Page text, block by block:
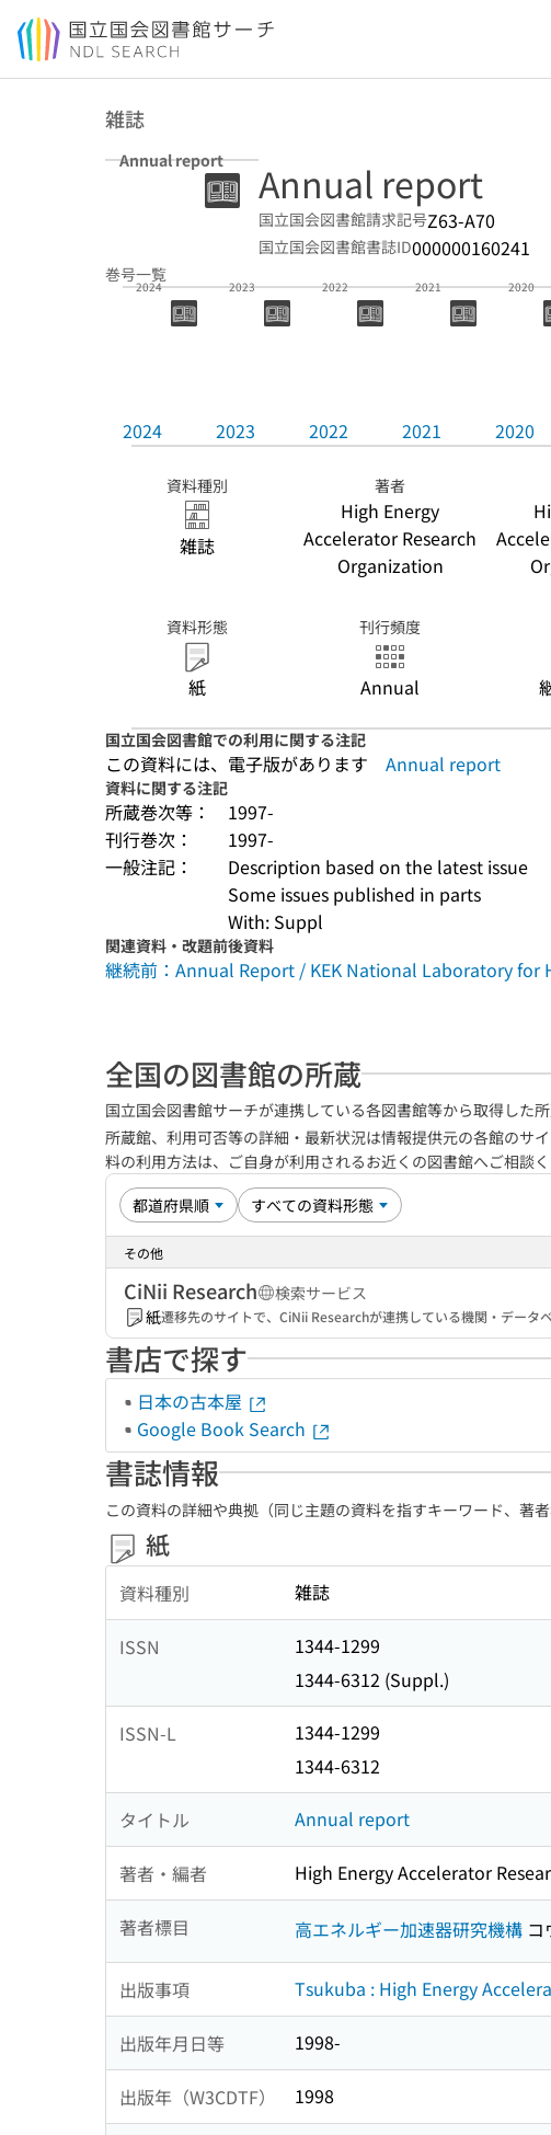
本文へ移動
雑誌
Annual report Annual report
国立国会図書館請求記号Z63-A70
国立国会図書館書誌ID000000160241
巻号一覧
2024
2024
2023
2023
2022
2022
2021
2021
2020
2020
資料種別
雑誌
著者
High Energy
Accelerator Research
Organization
資料形態
紙
刊行頻度
Annual
国立国会図書館での利用に関する注記
この資料には、電子版があります Annual report
資料に関する注記
所蔵巻次等：
1997-
刊行巻次：
1997-
一般注記：
Description based on the latest issue
Some issues published in parts
With: Suppl
関連資料・改題前後資料
継続前：Annual Report / KEK National Laboratory for
全国の図書館の所蔵
国立国会図書館サーチが連携している各図書館等から取得した所
所蔵館、利用可否等の詳細・最新状況は情報提供元の各館のサ
料の利用方法は、ご自身が利用されるお近くの図書館へご相談
その他
CiNii Research
検索サービス
紙遷移先のサイトで、CiNii Researchが連携している機関・データ
書店で探す
日本の古本屋
Google Book Search
書誌情報
この資料の詳細や典拠（同じ主題の資料を指すキーワード、著者
紙
資料種別 雑誌
ISSN
1344-1299
1344-6312 (Suppl.)
ISSN-L
1344-1299
1344-6312
タイトル Annual report
著者・編者 High Energy Accelerator
著者標目 高エネルギー加速器研究機構 コ
出版事項 Tsukuba : High Energy
出版年月日等 1998-
出版年（W3CDTF） 1998